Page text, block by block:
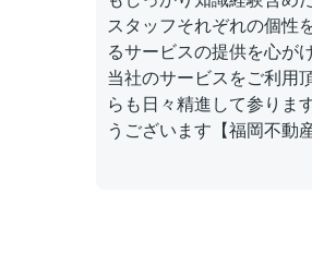
スタッフそれぞれの個性
るサービスの提供を心が
当社のサービスをご利用
らも日々精進して参りま
うございます【福岡不動